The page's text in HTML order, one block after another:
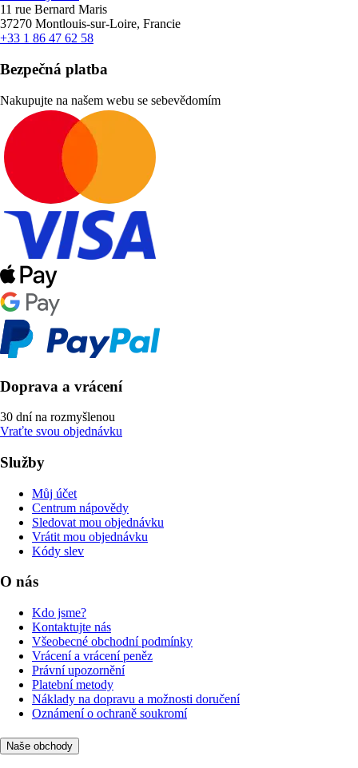
11 rue Bernard Maris
37270 Montlouis-sur-Loire, Francie
+33 1 86 47 62 58
Bezpečná platba
Nakupujte na našem webu se sebevědomím
Doprava a vrácení
30 dní na rozmyšlenou
Vraťte svou objednávku
Služby
Můj účet
Centrum nápovědy
Sledovat mou objednávku
Vrátit mou objednávku
Kódy slev
O nás
Kdo jsme?
Kontaktujte nás
Všeobecné obchodní podmínky
Vrácení a vrácení peněz
Právní upozornění
Platební metody
Náklady na dopravu a možnosti doručení
Oznámení o ochraně soukromí
Naše obchody